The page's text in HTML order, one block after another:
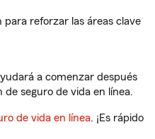
reforzar las áreas clave
a comenzar después
seguro de vida en línea.
de vida en línea. ¡Es rápido